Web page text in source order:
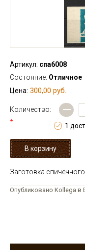
Артикул: спа6008
Состояние: Отличное
Цена: 300,00 руб.
Количество:
*
—
1
Заготовка
Опубликовано Kollega в